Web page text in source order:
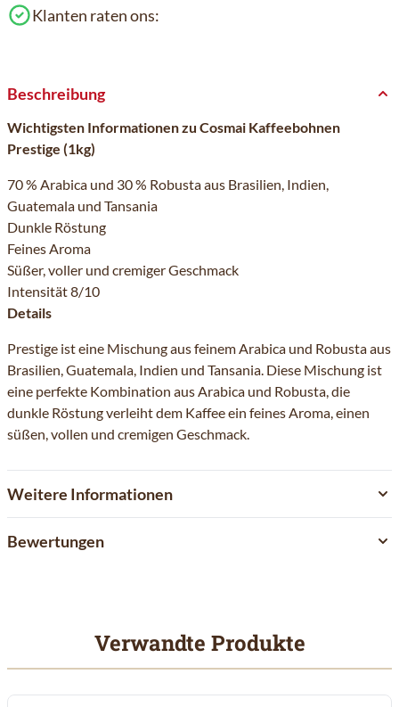
Klanten raten ons:
Beschreibung
Wichtigsten Informationen zu Cosmai Kaffeebohnen
Prestige (1kg)
70 % Arabica und 30 % Robusta aus Brasilien, Indien,
Guatemala und Tansania
Dunkle Röstung
Feines Aroma
Süßer, voller und cremiger Geschmack
Intensität 8/10
Details
Prestige ist eine Mischung aus feinem Arabica und Robusta aus
Brasilien, Guatemala, Indien und Tansania. Diese Mischung ist
eine perfekte Kombination aus Arabica und Robusta, die
dunkle Röstung verleiht dem Kaffee ein feines Aroma, einen
süßen, vollen und cremigen Geschmack.
Weitere Informationen
Bewertungen
Verwandte Produkte
Mit der Tabulatortaste können Sie durch die Elemente des
Clicken, um das Karussell zu überspringen
Clicken, um zur Karussell-Navigation zu gelangen